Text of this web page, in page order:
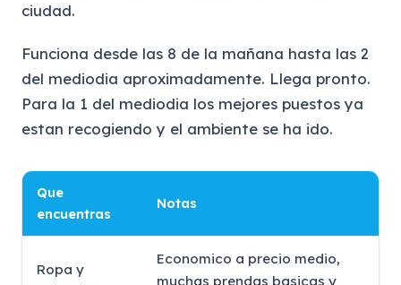
ciudad.
Funciona desde las 8 de la mañana hasta las 2
del mediodia aproximadamente. Llega pronto.
Para la 1 del mediodia los mejores puestos ya
estan recogiendo y el ambiente se ha ido.
Que
encuentras
Notas
Ropa y
Economico a precio medio,
muchas prendas basicas y